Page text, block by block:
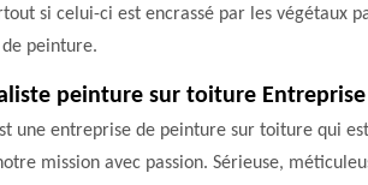
si celui-ci est encrassé par les végétaux
peinture.
peinture sur toiture
une entreprise de peinture sur toiture qui
mission avec passion. Sérieuse,